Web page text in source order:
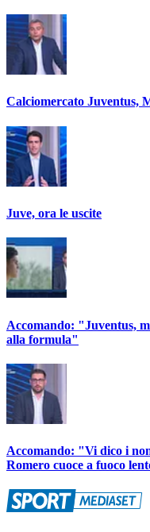
Calciomercato Juventus,
Juve, ora le uscite
Accomando: "Juventus,
alla formula"
Accomando: "Vi dico i
Romero cuoce a fuoco